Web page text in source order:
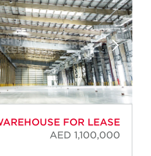
WAREHOUSE FOR LEASE
AED 1,100,000